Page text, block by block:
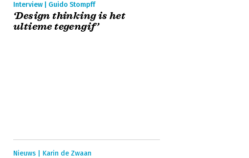
Interview | Guido Stompff
‘Design thinking is het
ultieme tegengif’
Nieuws | Karin de Zwaan